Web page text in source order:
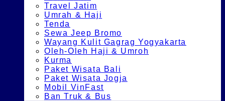
Travel Jatim
Umrah & Haji
Tenda
Sewa Jeep Bromo
Wayang Kulit Gagrag Yogyakarta
Oleh-Oleh Haji & Umroh
Kurma
Paket Wisata Bali
Paket Wisata Jogja
Mobil VinFast
Ban Truk & Bus